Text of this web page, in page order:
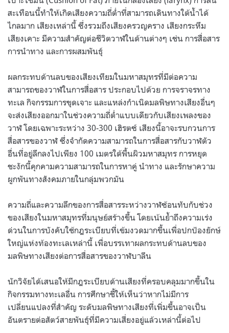
สะเทือนนี้ทำให้เกิดเสียงความถี่ต่ำที่สามารถเดินทางใต้น้ำได้
ไกลมาก เสียงเหล่านี้ ซึ่งรวมถึงเสียงครวญคราง เสียงกระหึม
เสียงเคาะ มีความสำคัญต่อชีวิตวาฬในด้านต่างๆ เช่น การสื่อสาร
การนำทาง และการผสมพันธุ์
ผลกระทบด้านลบของเสียงเทียมในมหาสมุทรที่มีต่อความ
สามารถของวาฬในการสื่อสาร ประกอบไปด้วย การจราจรทาง
ทะเล กิจกรรมการขุดเจาะ และแหล่งกำเนิดมลพิษทางเสียงอื่นๆ
จะส่งเสียงออกมาในช่วงความถี่ต่ำแบบเดียวกับเสียงเพลงของ
วาฬ โดยเฉพาะระหว่าง 30-300 เฮิรตซ์ เสียงนี้อาจะรบกวนการ
สื่อสารของวาฬ ซึ่งจำกัดความสามารถในการสื่อสารกับวาฬตัว
อื่นที่อยู่ลึกลงไปเพียง 100 เมตรใต้พื้นผิวมหาสมุทร การหยุด
ชะงักนี้คุกคามความสามารถในการหาคู่ นำทาง และรักษาความ
ผูกพันทางสังคมภายในกลุ่มพวกมัน
ความถี่และความลึกของการสื่อสารระหว่างวาฬซ้อนทับกับช่วง
ของเสียงในมหาสมุทรที่มนุษย์สร้างขึ้น โดยเน้นย้ำถึงความเร่ง
ด่วนในการบังคับใช้กฎระเบียบที่เข้มงวดมากขึ้นเพื่อปกป้องยักษ์
ใหญ่แห่งท้องทะเลเหล่านี้ เพื่อบรรเทาผลกระทบด้านลบของ
มลพิษทางเสียงต่อการสื่อสารของวาฬบาลีน
นักวิจัยได้เสนอให้มีกฎระเบียบด้านเสียงที่ครอบคลุมมากขึ้นใน
กิจกรรมทางทะเลอื่น การศึกษาชี้ให้เห็นว่าหากไม่มีการ
เปลี่ยนแปลงที่สำคัญ ระดับมลพิษทางเสียงที่เพิ่มขึ้นอาจเป็น
อันตรายต่อสัตว์สายพันธุ์ที่มีความเสี่ยงอยู่แล้วเหล่านี้ต่อไป